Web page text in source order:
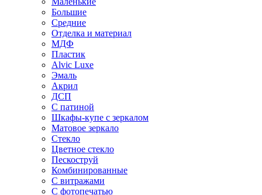
Большие
Средние
Отделка и материал
МДФ
Пластик
Alvic Luxe
Эмаль
Акрил
ДСП
С патиной
Шкафы-купе с зеркалом
Матовое зеркало
Стекло
Цветное стекло
Пескоструй
Комбинированные
С витражами
С фотопечатью